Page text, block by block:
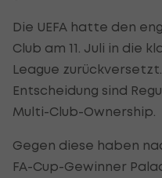
Die UEFA hatte den
Club am 11. Juli in die
League
Entscheidung sind
Multi-Club-Ownership.
Gegen diese haben
FA-Cup-Gewinner